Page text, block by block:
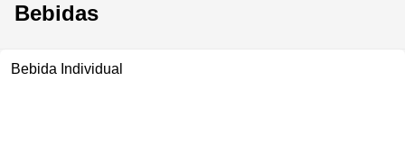
Bebidas
Bebida Individual